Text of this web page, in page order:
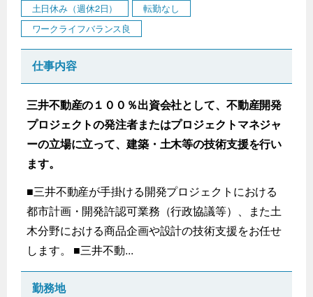
土日休み（週休2日）
転勤なし
ワークライフバランス良
仕事内容
三井不動産の１００％出資会社として、不動産開発
プロジェクトの発注者またはプロジェクトマネジャ
ーの立場に立って、建築・土木等の技術支援を行い
ます。
■三井不動産が手掛ける開発プロジェクトにおける
都市計画・開発許認可業務（行政協議等）、また土
木分野における商品企画や設計の技術支援をお任せ
します。 ■三井不動...
勤務地